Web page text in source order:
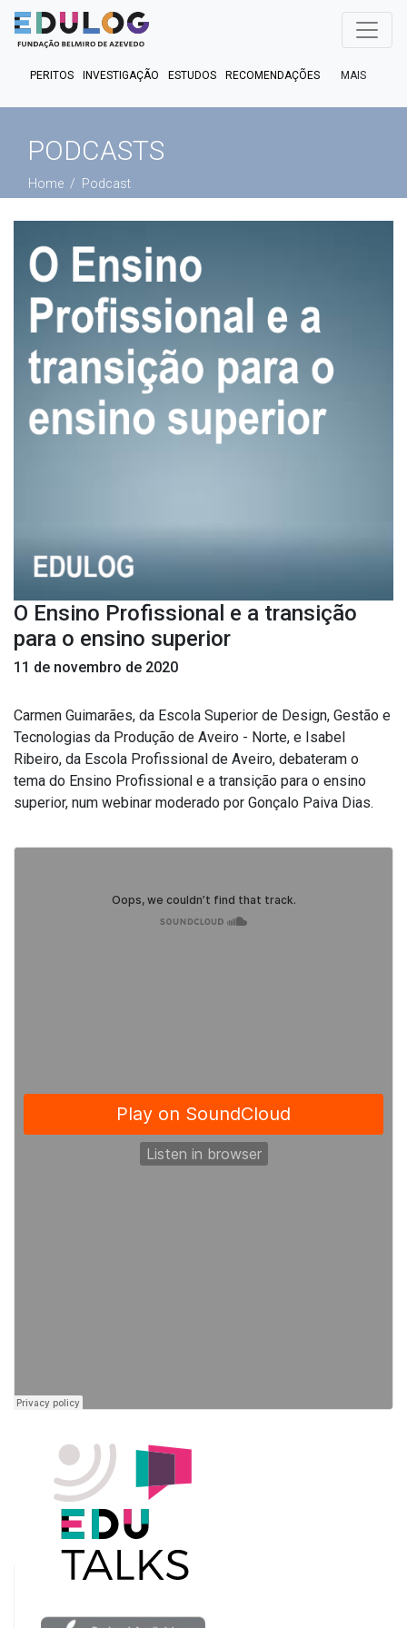
PERITOS INVESTIGAÇÃO ESTUDOS RECOMENDAÇÕES
PUBLICAÇÕES EM FOCO EM DEBATE FACT CHECK
PODCASTS
MAIS
PODCASTS
Home Podcast
O Ensino Profissional e a transição
para o ensino superior
11 de novembro de 2020
Carmen Guimarães, da Escola Superior de Design, Gestão e
Tecnologias da Produção de Aveiro - Norte, e Isabel
Ribeiro, da Escola Profissional de Aveiro, debateram o
tema do Ensino Profissional e a transição para o ensino
superior, num webinar moderado por Gonçalo Paiva Dias.